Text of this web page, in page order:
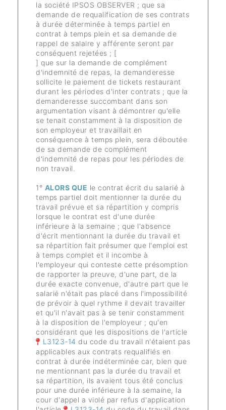
la société IPSOS OBSERVER ; que sa
demande de requalification de ses contrats
à durée déterminée à temps partiel en
contrat à temps plein et sa demande de
rappel de salaire y afférente seront par
conséquent rejetées ; [
] que sur la demande de complément
d'indemnité de repas, la demanderesse
sollicite le paiement de tickets restaurant
durant les périodes d'inter contrats ; que la
demanderesse succombant dans son
argumentation visant à démontrer qu'elle
se tenait constamment à la disposition de
son employeur et travaillait en
conséquence à temps plein, sera déboutée
de sa demande de complément
d'indemnité de repas pour les périodes de
non travail.
1° ALORS QUE le contrat écrit du salarié à
temps partiel doit mentionner la durée du
travail prévue et sa répartition y compris
lorsque le contrat est d'une durée
inférieure à la semaine ; que l'absence
d'écrit mentionnant la durée du travail et
sa répartition fait présumer que l'emploi est
à temps complet et il incombe à
l'employeur qui conteste cette présomption
de rapporter la preuve, d'une part, de la
durée exacte convenue, d'autre part que le
salarié n'était pas placé dans l'impossibilité
de prévoir à quel rythme il devait travailler
et qu'il n'avait pas à se tenir constamment
à la disposition de l'employeur ; qu'en
considérant que les dispositions de l'article
L3123-14 du code du travail n'étaient pas
applicables aux contrats requalifiés en
contrat à durée indéterminée car, bien que
ne mentionnant pas la durée du travail et
sa répartition, ils avaient tous été conclus
pour une durée inférieure à la semaine, la
cour d'appel a violé par refus d'application